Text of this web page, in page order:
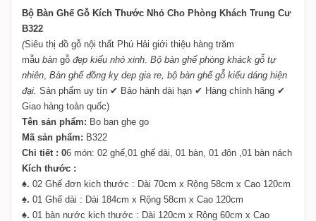
Bộ Bàn Ghế Gỗ Kích Thước Nhỏ Cho Phòng Khách Trung Cư
B322
(Siêu thị đồ gỗ nội thất Phú Hải giới thiệu hàng trăm
mẫu bàn gỗ đẹp kiểu nhỏ xinh. Bộ bàn ghế phòng kháck gỗ tự
nhiên, Bàn ghế đồng kỵ dep gia re, bộ bàn ghế gỗ kiểu dáng hiện
đại. Sản phẩm uy tín ✔ Bảo hành dài hạn ✔ Hàng chính hãng ✔
Giao hàng toàn quốc)
Tên sản phẩm: Bo ban ghe go
Mã sản phẩm: B322
Chi tiết : 06 món: 02 ghế,01 ghế dài, 01 bàn, 01 đôn ,01 bàn nách
Kích thước :
♠. 02 Ghế đơn kich thước : Dài 70cm x Rộng 58cm x Cao 120cm
♠. 01 Ghế dài : Dài 184cm x Rộng 58cm x Cao 120cm
♠. 01 bàn nước kich thước : Dài 120cm x Rộng 60cm x Cao